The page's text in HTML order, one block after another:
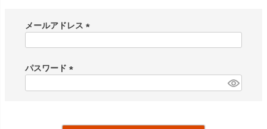
メールアドレス
)
パスワード